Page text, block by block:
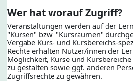
Wer hat worauf Zugriff?
Veranstaltungen werden auf der
"Kursen" bzw. "Kursräumen"
Vergabe Kurs- und Kursbereichs-
Rechte erhalten Nutzer/innen der
Möglichkeit, Kurse und
zu gestalten sowie ggf. anderen
Zugriffsrechte zu gewähren.